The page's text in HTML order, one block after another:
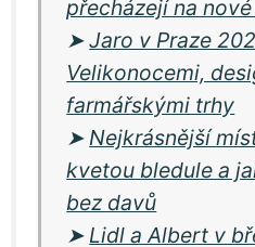
přecházejí na
➤Jaro v Praze
Velikonocemi,
farmářskými trhy
➤Nejkrásnější
kvetou bledule a
bez davů
➤Lidl a Albert v